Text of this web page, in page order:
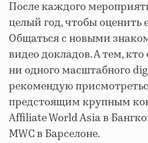
После каждого
целый год, чтобы оценить
Общаться с новыми
видео докладов. А тем,
ни одного масштабного
рекомендую
предстоящим крупным
Affiliate World Asia в
MWC в Барселоне.